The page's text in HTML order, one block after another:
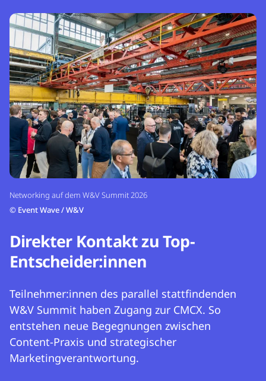
Networking auf dem W&V Summit 2026
© Event Wave / W&V
Direkter Kontakt zu Top-
Entscheider:innen
Teilnehmer:innen des parallel stattfindenden
W&V Summit haben Zugang zur CMCX. So
entstehen neue Begegnungen zwischen
Content-Praxis und strategischer
Marketingverantwortung.